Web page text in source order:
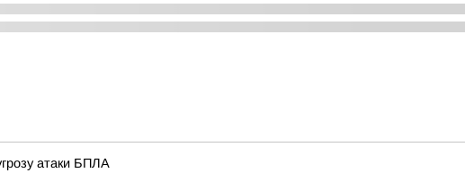
атаки БПЛА